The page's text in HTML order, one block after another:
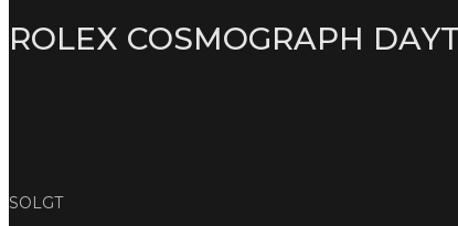
ROLEX COSMOGRAPH
SOLGT